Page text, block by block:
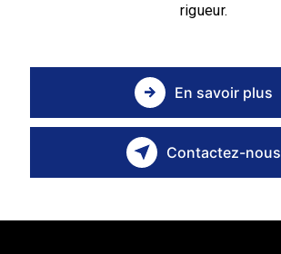
rigueur.
En savoir plus
Contactez-nous